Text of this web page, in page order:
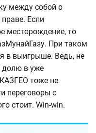
между собой о
Если
месторождение, то
При таком
в выигрыше. Ведь, не
долю в уже
тоже не
переговоры с
стоит. Win-win.